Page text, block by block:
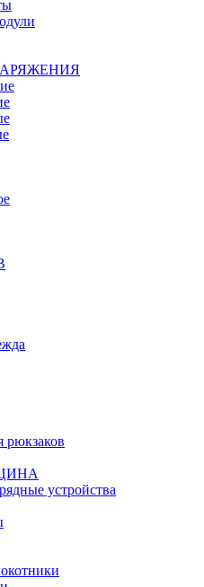
рюкзаков
устройства